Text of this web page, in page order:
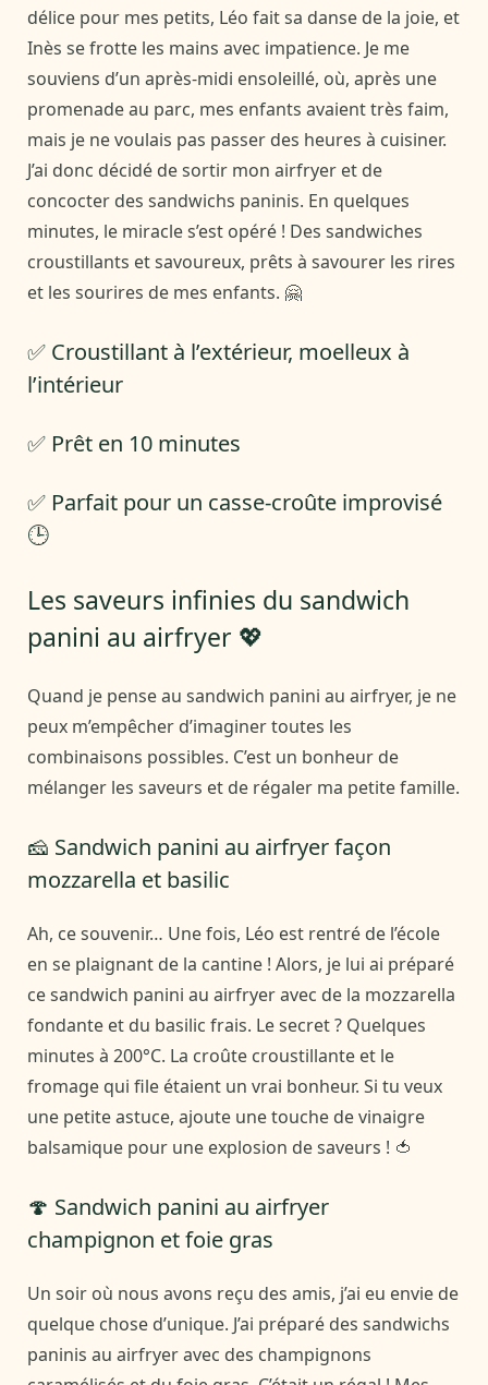
délice pour mes petits, Léo fait sa danse de la joie, et
Inès se frotte les mains avec impatience. Je me
souviens d’un après-midi ensoleillé, où, après une
promenade au parc, mes enfants avaient très faim,
mais je ne voulais pas passer des heures à cuisiner.
J’ai donc décidé de sortir mon airfryer et de
concocter des sandwichs paninis. En quelques
minutes, le miracle s’est opéré ! Des sandwiches
croustillants et savoureux, prêts à savourer les rires
et les sourires de mes enfants. 🤗
✅ Croustillant à l’extérieur, moelleux à
l’intérieur
✅ Prêt en 10 minutes
✅ Parfait pour un casse-croûte improvisé
🕒
Les saveurs infinies du sandwich
panini au airfryer 💖
Quand je pense au sandwich panini au airfryer, je ne
peux m’empêcher d’imaginer toutes les
combinaisons possibles. C’est un bonheur de
mélanger les saveurs et de régaler ma petite famille.
🧀 Sandwich panini au airfryer façon
mozzarella et basilic
Ah, ce souvenir… Une fois, Léo est rentré de l’école
en se plaignant de la cantine ! Alors, je lui ai préparé
ce sandwich panini au airfryer avec de la mozzarella
fondante et du basilic frais. Le secret ? Quelques
minutes à 200°C. La croûte croustillante et le
fromage qui file étaient un vrai bonheur. Si tu veux
une petite astuce, ajoute une touche de vinaigre
balsamique pour une explosion de saveurs ! 🍅
🍄 Sandwich panini au airfryer
champignon et foie gras
Un soir où nous avons reçu des amis, j’ai eu envie de
quelque chose d’unique. J’ai préparé des sandwichs
paninis au airfryer avec des champignons